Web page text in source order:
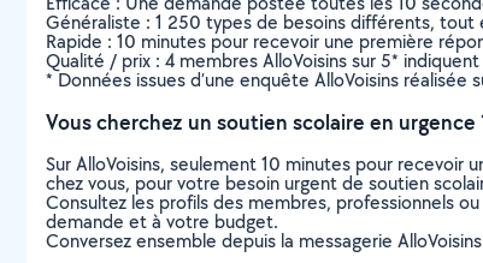
Généraliste : 1 250 types de besoins différents, tout
Rapide : 10 minutes pour recevoir une première
Qualité / prix : 4 membres AlloVoisins sur 5*
* Données issues d’une enquête AlloVoisins
Vous cherchez un soutien scolaire en urgence
Sur AlloVoisins, seulement 10 minutes pour
chez vous, pour votre besoin urgent de soutien
Consultez les profils des membres, professionnels
demande et à votre budget.
Conversez ensemble depuis la messagerie